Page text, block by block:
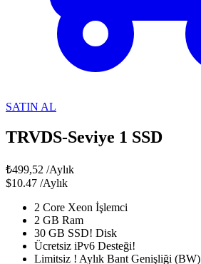
SATIN AL
TRVDS-Seviye 1 SSD
₺499,52 /Aylık
$10.47 /Aylık
2 Core Xeon İşlemci
2 GB Ram
30 GB SSD! Disk
Ücretsiz iPv6 Desteği!
Limitsiz ! Aylık Bant Genişliği (BW)